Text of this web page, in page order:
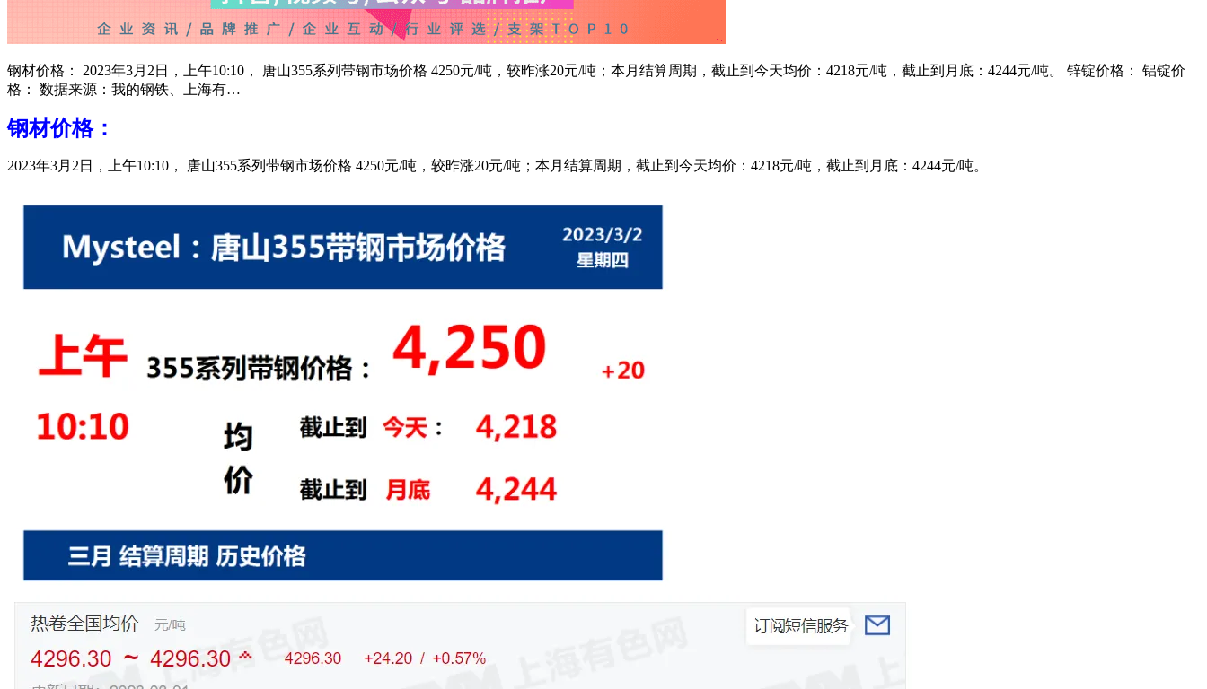
钢材价格： 2023年3月2日，上午10:10， 唐山355系列带钢市场价格 4250元/吨，较昨涨20元/吨；本月结算周期，截止到今天均价：4218元/吨，截止到月底：4244元/吨。 锌锭价格： 铝锭价
格： 数据来源：我的钢铁、上海有…
钢材价格：
2023年3月2日，上午10:10， 唐山355系列带钢市场价格 4250元/吨，较昨涨20元/吨；本月结算周期，截止到今天均价：4218元/吨，截止到月底：4244元/吨。